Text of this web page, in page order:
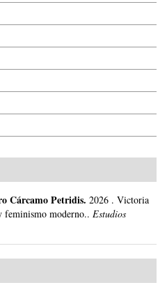
Cárcamo Petridis. 2026 . Victoria
feminismo moderno.. Estudios